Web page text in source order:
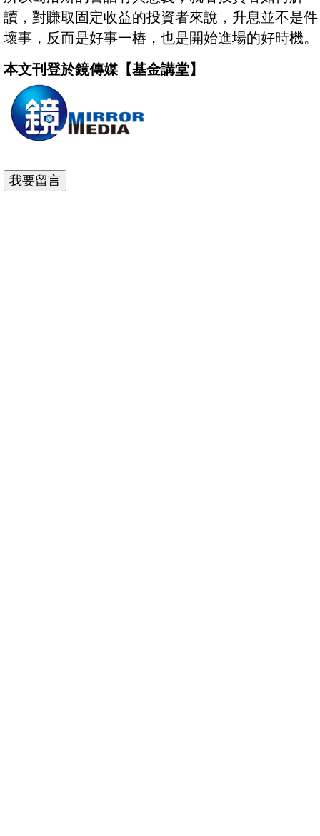
讀，對賺取固定收益的投資者來說，升息並不是件
壞事，反而是好事一樁，也是開始進場的好時機。
本文刊登於鏡傳媒【基金講堂】